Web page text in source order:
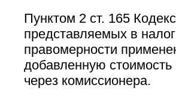
Пунктом 2 ст. 165
представляемых в
правомерности
добавленную
через комиссионера.